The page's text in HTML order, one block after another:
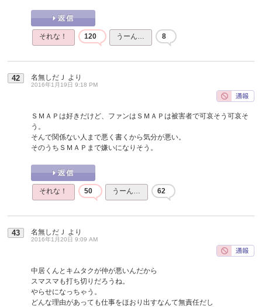
それな！ 120 うーん… 8
42 名無しだＪ より
2016年1月19日 9:18 PM
ＳＭＡＰは好きだけど、ファンはＳＭＡＰは被害者で可哀そう可哀そ
う。
そんで関係ない人まで悪く書くから気分が悪い。
そのうちＳＭＡＰまで嫌いになりそう。
それな！ 50 うーん… 62
43 名無しだＪ より
2016年1月20日 9:09 AM
中居くんとキムタクが仲が悪いんだから
スマスマも打ち切りだろうね。
やらせになっちゃう。
どんな理由があっても仕事をほおり出すなんて無責任だし